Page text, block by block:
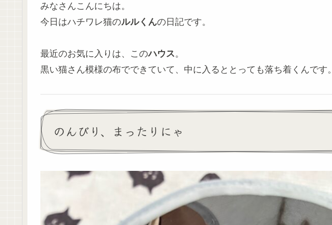
みなさんこんにちは。
今日はハチワレ猫のルルくんの日記です。
最近のお気に入りは、このハウス。
黒い猫さん模様の布でできていて、中に入るととっても落ち着くんです。
のんびり、まったりにゃ